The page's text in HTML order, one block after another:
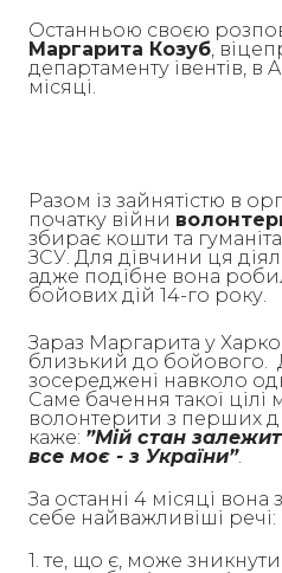
Останньою своєю
Маргарита Козуб,
департаменту івентів, в
місяці.
Разом із зайнятістю в
початку війни
збирає кошти та
ЗСУ. Для дівчини ця
адже подібне вона
бойових дій 14-го року.
Зараз Маргарита у
близький до бойового.
зосереджені навколо
Саме бачення такої цілі
волонтерити з перших
каже: ”Мій стан
все моє - з України”.
За останні 4 місяці вона
себе найважливіші речі:
1. те, що є, може